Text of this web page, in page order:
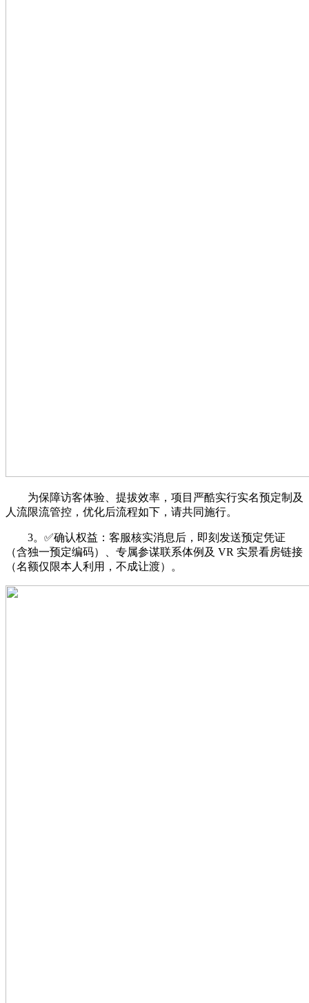
为保障访客体验、提拔效率，项目严酷实行实名预定制及
人流限流管控，优化后流程如下，请共同施行。
3。✅确认权益：客服核实消息后，即刻发送预定凭证
（含独一预定编码）、专属参谋联系体例及 VR 实景看房链接
（名额仅限本人利用，不成让渡）。